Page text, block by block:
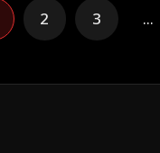
2 3 ...